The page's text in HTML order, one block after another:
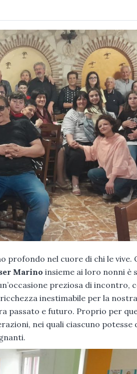
profondo nel cuore di chi le vive.
Marino insieme ai loro nonni è
preziosa di incontro,
inestimabile per la
passato e futuro. Proprio per
nei quali ciascuno potesse